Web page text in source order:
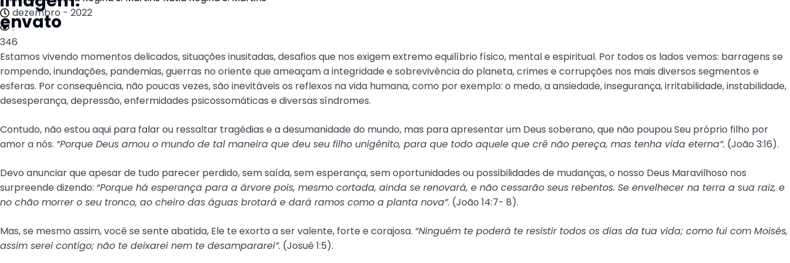
envato
dezembro - 2022
.
346
Estamos vivendo momentos delicados, situações inusitadas, desafios que nos exigem extremo equilíbrio físico, mental e espiritual. Por todos os lados vemos: barragens se
rompendo, inundações, pandemias, guerras no oriente que ameaçam a integridade e sobrevivência do planeta, crimes e corrupções nos mais diversos segmentos e
esferas. Por consequência, não poucas vezes, são inevitáveis os reflexos na vida humana, como por exemplo: o medo, a ansiedade, insegurança, irritabilidade, instabilidade,
desesperança, depressão, enfermidades psicossomáticas e diversas síndromes.
Contudo, não estou aqui para falar ou ressaltar tragédias e a desumanidade do mundo, mas para apresentar um Deus soberano, que não poupou Seu próprio filho por
amor a nós. “Porque Deus amou o mundo de tal maneira que deu seu filho unigênito, para que todo aquele que crê não pereça, mas tenha vida eterna”. (João 3:16).
Devo anunciar que apesar de tudo parecer perdido, sem saída, sem esperança, sem oportunidades ou possibilidades de mudanças, o nosso Deus Maravilhoso nos
surpreende dizendo: “Porque há esperança para a árvore pois, mesmo cortada, ainda se renovará, e não cessarão seus rebentos. Se envelhecer na terra a sua raiz, e
no chão morrer o seu tronco, ao cheiro das águas brotará e dará ramos como a planta nova”. (João 14:7- 8).
Mas, se mesmo assim, você se sente abatida, Ele te exorta a ser valente, forte e corajosa. “Ninguém te poderá te resistir todos os dias da tua vida; como fui com Moisés,
assim serei contigo; não te deixarei nem te desampararei”. (Josué 1:5).